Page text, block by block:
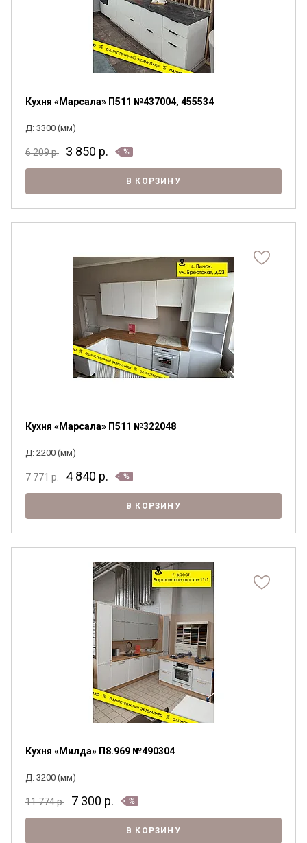
Кухня «Марсала» П511 №437004, 455534
Д: 3300 (мм)
6 209р. 3 850 р.
В КОРЗИНУ
Кухня «Марсала» П511 №322048
Д: 2200 (мм)
7 771р. 4 840 р.
В КОРЗИНУ
Кухня «Милда» П8.969 №490304
Д: 3200 (мм)
11 774р. 7 300 р.
В КОРЗИНУ